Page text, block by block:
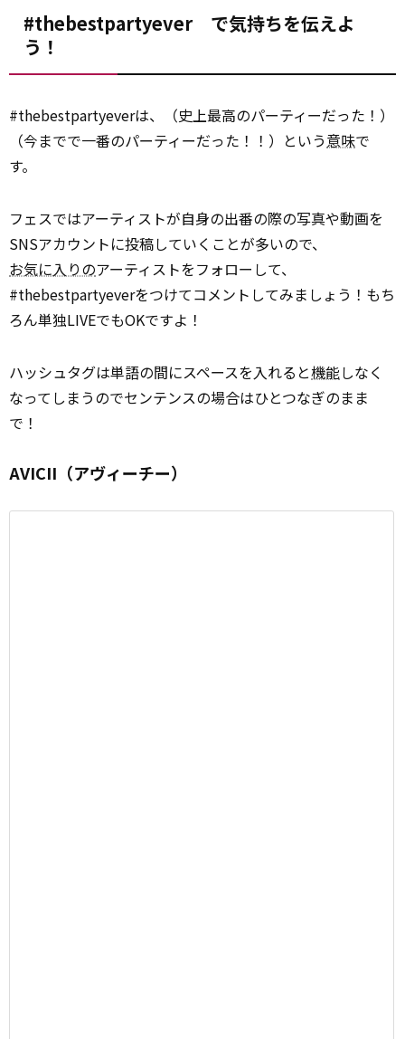
#thebestpartyever で気持ちを伝えよ
う！
#thebestpartyeverは、（史上最高のパーティーだった！）
（今までで一番のパーティーだった！！）という意味で
す。
フェスではアーティストが自身の出番の際の写真や動画を
SNSアカウントに投稿していくことが多いので、
お気に入りのアーティストをフォローして、
#thebestpartyeverをつけてコメントしてみましょう！もち
ろん単独LIVEでもOKですよ！
ハッシュタグは単語の間にスペースを入れると機能しなく
なってしまうのでセンテンスの場合はひとつなぎのまま
で！
AVICII（アヴィーチー）